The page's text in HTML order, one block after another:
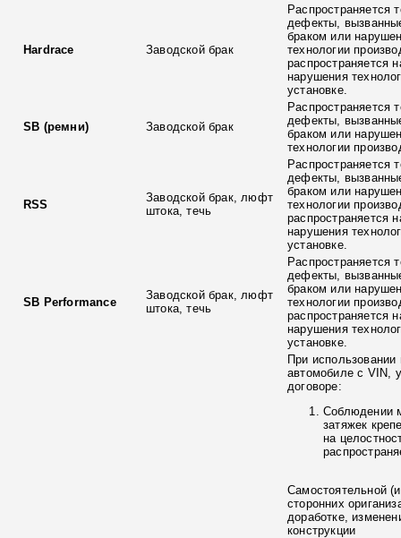
Hardrace Заводской брак
Распространяется
дефекты,
браком или
технологии
распространяется
нарушения
установке.
SB (ремни) Заводской брак
Распространяется
дефекты,
браком или
технологии
RSS
Заводской брак, люфт
штока, течь
Распространяется
дефекты,
браком или
технологии
распространяется
нарушения
установке.
SB Performance
Заводской брак, люфт
штока, течь
Распространяется
дефекты,
браком или
технологии
распространяется
нарушения
установке.
При использовании
автомобиле с VIN,
договоре:
Соблюдении
затяжек
на
Самостоятельной
сторонних
доработке,
конструкции